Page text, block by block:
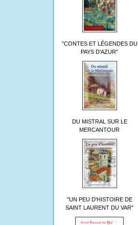
"CONTES ET LÉGENDES DU
PAYS D'AZUR"
DU MISTRAL SUR LE
MERCANTOUR
"UN PEU D'HISTOIRE DE
SAINT LAURENT DU VAR"